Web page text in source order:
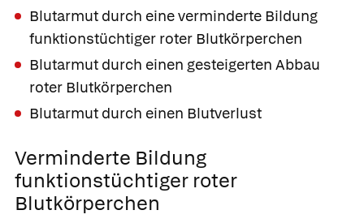
Blutarmut durch eine verminderte Bildung
funktionstüchtiger roter Blutkörperchen
Blutarmut durch einen gesteigerten Abbau
roter Blutkörperchen
Blutarmut durch einen Blutverlust
Verminderte Bildung
funktionstüchtiger roter
Blutkörperchen